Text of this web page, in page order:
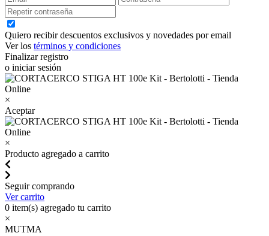
Quiero recibir descuentos exclusivos y novedades por email
Ver los términos y condiciones
Finalizar registro
o iniciar sesión
×
Aceptar
×
Producto agregado a carrito
Seguir comprando
Ver carrito
0 item(s) agregado tu carrito
×
MUTMA